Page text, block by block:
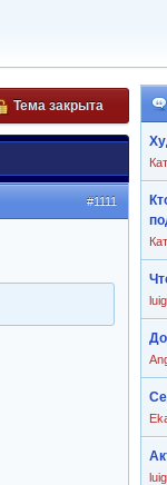
Тема закрыта
#1111